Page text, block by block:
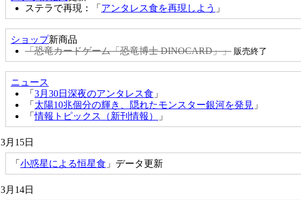
ステラで再現：「 アンタレス食を再現しよう 」
ショップ新商品
「恐竜カードゲーム「恐竜博士 DINOCARD」」 販売終了
ニュース
「 3月30日深夜のアンタレス食 」
「 太陽10兆個分の輝き、隠れたモンスター銀河を発見 」
「情報トピックス（新刊情報） 」
3月15日
「 小惑星による恒星食 」データ更新
3月14日